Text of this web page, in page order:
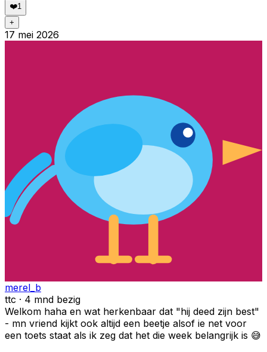
❤️1
+
17 mei 2026
merel_b
ttc · 4 mnd bezig
Welkom haha en wat herkenbaar dat "hij deed zijn best"
- mn vriend kijkt ook altijd een beetje alsof ie net voor
een toets staat als ik zeg dat het die week belangrijk is 😅